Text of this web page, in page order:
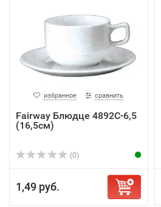
избранное сравнить
Fairway Блюдце 4892С-6,5
(16,5см)
(0)
1,49 руб.